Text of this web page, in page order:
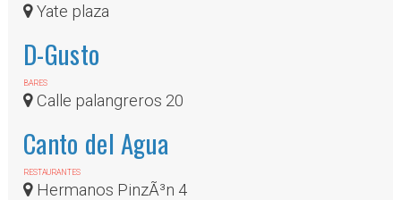
Yate plaza
D-Gusto
BARES
Calle palangreros 20
Canto del Agua
RESTAURANTES
Hermanos PinzÃ³n 4